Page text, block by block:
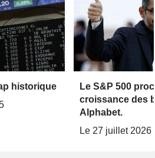
historique
Le S&P 500
croissance des
Alphabet.
Le 27 juillet 2026